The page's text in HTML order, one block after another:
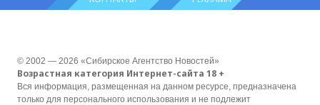
© 2002 — 2026 «Сибирское Агентство Новостей»
Возрастная категория Интернет-сайта 18 +
Вся информация, размещенная на данном ресурсе, предназначена
только для персонального использования и не подлежит